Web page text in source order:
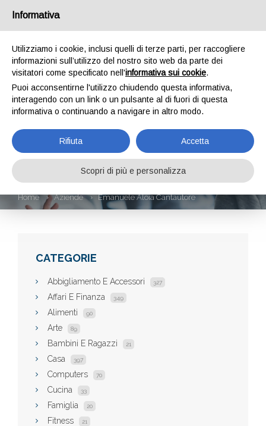
EMANUELE ALOIA
CANTAUTORE
Home Aziende Emanuele Aloia Cantautore
CATEGORIE
Abbigliamento E Accessori 327
Affari E Finanza 349
Alimenti 90
Arte 89
Bambini E Ragazzi 21
Casa 397
Computers 70
Cucina 33
Famiglia 20
Fitness 21
Informativa
Utilizziamo i cookie, inclusi quelli di terze parti, per raccogliere
informazioni sull’utilizzo del nostro sito web da parte dei
visitatori come specificato nell'informativa sui cookie.
Puoi acconsentirne l'utilizzo chiudendo questa informativa,
interagendo con un link o un pulsante al di fuori di questa
informativa o continuando a navigare in altro modo.
Rifiuta Accetta
Scopri di più e personalizza